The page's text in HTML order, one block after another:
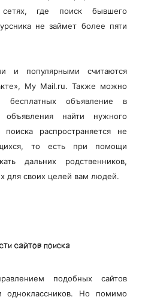
сетях, где поиск бывшего
не займет более пяти
и популярными считаются
My Mail.ru. Также можно
бесплатных объявление в
найти нужного
распространяется не
то есть при помощи
дальних родственников,
для своих целей вам людей.
сайтов поиска
подобных сайтов
одноклассников. Но помимо